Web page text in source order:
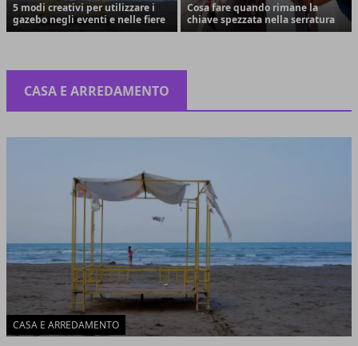
5 modi creativi per utilizzare i
gazebo negli eventi e nelle fiere
Cosa fare quando rimane la
chiave spezzata nella serratura
CASA E ARREDAMENTO
CASA E ARREDAMENTO